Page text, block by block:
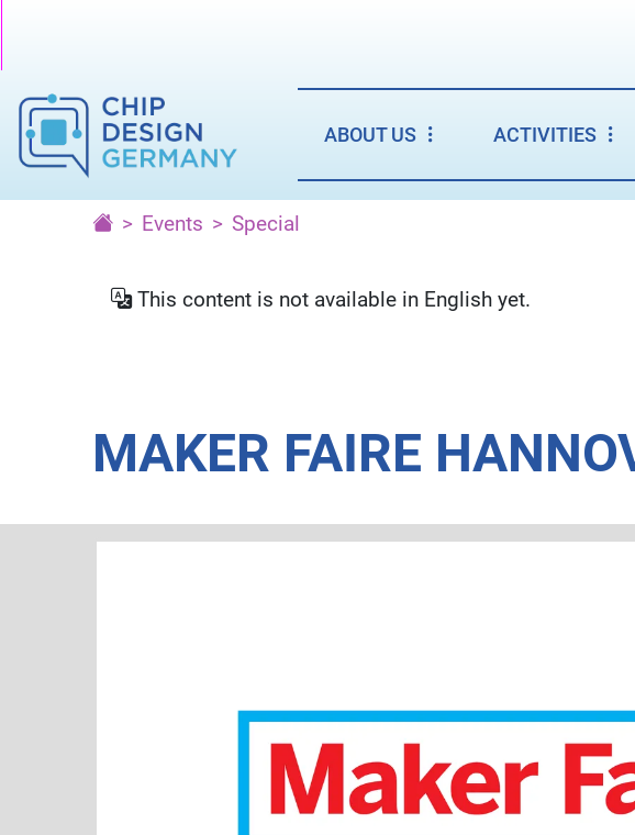
ABOUT US ACTIVITIES
Events Special
This content is not available in English yet.
MAKER FAIRE